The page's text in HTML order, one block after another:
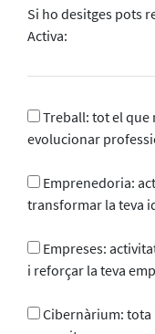
Si ho desitges pots
Activa:
Treball: tot el que
evolucionar
Emprenedoria:
transformar la teva
Empreses:
i reforçar la teva
Cibernàrium: